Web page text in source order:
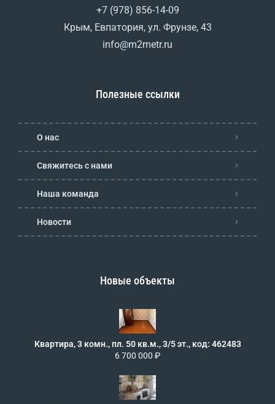
+7 (978) 856-14-09
Крым, Евпатория, ул. Фрунзе, 43
info@m2metr.ru
Полезные ссылки
О нас
Свяжитесь с нами
Наша команда
Новости
Новые объекты
Квартира, 3 комн., пл. 50 кв.м., 3/5 эт., код: 462483
6 700 000 ₽